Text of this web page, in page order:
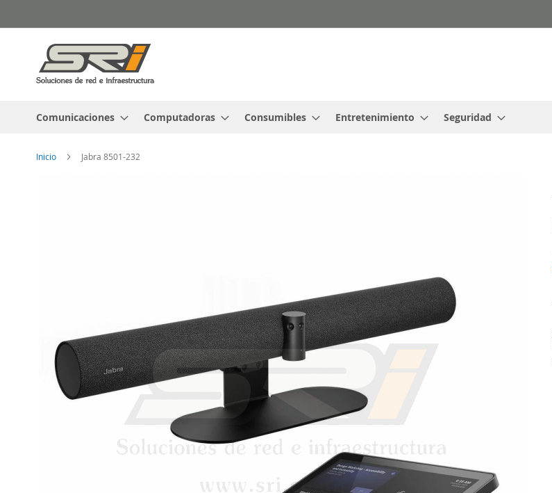
al
contenido
Comunicaciones Computadoras Consumibles Entretenimiento Seguridad
Inicio Jabra 8501-232